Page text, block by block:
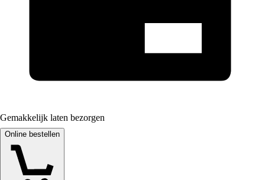
Gemakkelijk laten bezorgen
Online bestellen